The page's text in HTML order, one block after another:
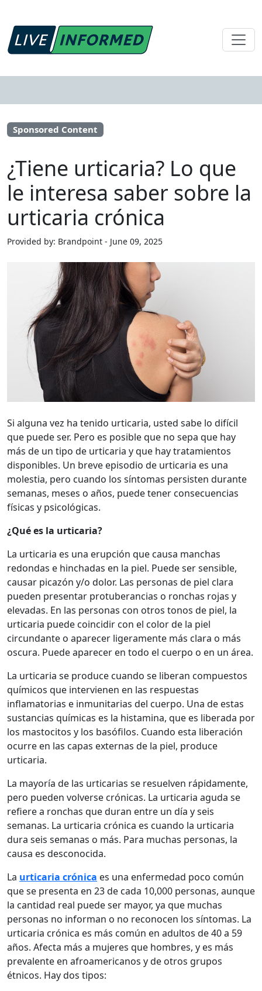
Sponsored Content
¿Tiene urticaria? Lo que
le interesa saber sobre la
urticaria crónica
Provided by: Brandpoint - June 09, 2025
Si alguna vez ha tenido urticaria, usted sabe lo difícil
que puede ser. Pero es posible que no sepa que hay
más de un tipo de urticaria y que hay tratamientos
disponibles. Un breve episodio de urticaria es una
molestia, pero cuando los síntomas persisten durante
semanas, meses o años, puede tener consecuencias
físicas y psicológicas.
¿Qué es la urticaria?
La urticaria es una erupción que causa manchas
redondas e hinchadas en la piel. Puede ser sensible,
causar picazón y/o dolor. Las personas de piel clara
pueden presentar protuberancias o ronchas rojas y
elevadas. En las personas con otros tonos de piel, la
urticaria puede coincidir con el color de la piel
circundante o aparecer ligeramente más clara o más
oscura. Puede aparecer en todo el cuerpo o en un área.
La urticaria se produce cuando se liberan compuestos
químicos que intervienen en las respuestas
inflamatorias e inmunitarias del cuerpo. Una de estas
sustancias químicas es la histamina, que es liberada por
los mastocitos y los basófilos. Cuando esta liberación
ocurre en las capas externas de la piel, produce
urticaria.
La mayoría de las urticarias se resuelven rápidamente,
pero pueden volverse crónicas. La urticaria aguda se
refiere a ronchas que duran entre un día y seis
semanas. La urticaria crónica es cuando la urticaria
dura seis semanas o más. Para muchas personas, la
causa es desconocida.
La urticaria crónica es una enfermedad poco común
que se presenta en 23 de cada 10,000 personas, aunque
la cantidad real puede ser mayor, ya que muchas
personas no informan o no reconocen los síntomas. La
urticaria crónica es más común en adultos de 40 a 59
años. Afecta más a mujeres que hombres, y es más
prevalente en afroamericanos y de otros grupos
étnicos. Hay dos tipos: